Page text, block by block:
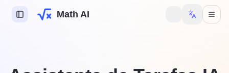
Math AI